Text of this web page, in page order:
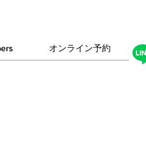
オンライン予約